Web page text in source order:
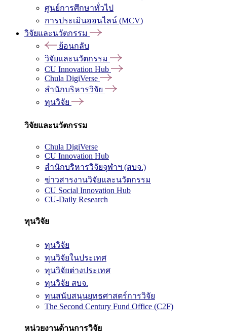
ศูนย์การศึกษาทั่วไป
การประเมินออนไลน์ (MCV)
วิจัยและนวัตกรรม
ย้อนกลับ
วิจัยและนวัตกรรม
CU Innovation Hub
Chula DigiVerse
สำนักบริหารวิจัย
ทุนวิจัย
วิจัยและนวัตกรรม
Chula DigiVerse
CU Innovation Hub
สำนักบริหารวิจัยจุฬาฯ (สบจ.)
ข่าวสารงานวิจัยและนวัตกรรม
CU Social Innovation Hub
CU-Daily Research
ทุนวิจัย
ทุนวิจัย
ทุนวิจัยในประเทศ
ทุนวิจัยต่างประเทศ
ทุนวิจัย สบจ.
ทุนสนับสนุนยุทธศาสตร์การวิจัย
The Second Century Fund Office (C2F)
หน่วยงานด้านการวิจัย